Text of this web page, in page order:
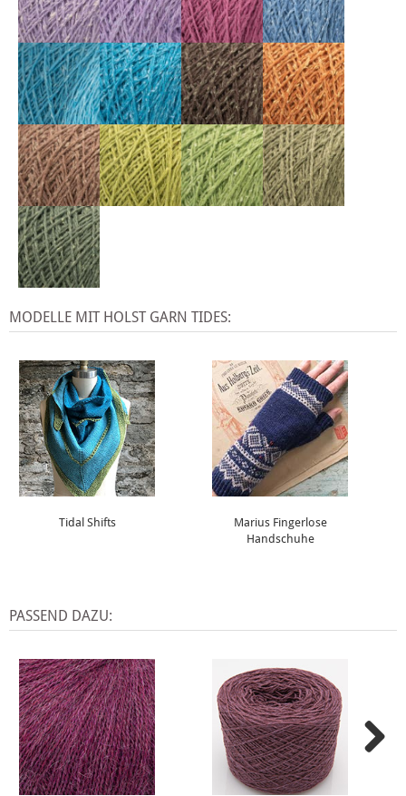
MODELLE MIT HOLST GARN TIDES:
Tidal Shifts
Marius Fingerlose
Handschuhe
PASSEND DAZU: